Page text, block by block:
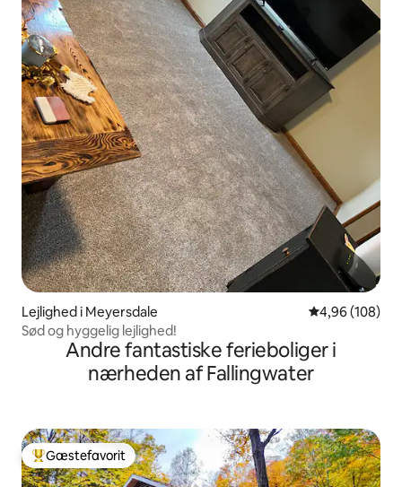
Lejlighed i Meyersdale 4,96 ud af 5 i
4,96 (108)
Sød og hyggelig lejlighed!
Andre fantastiske ferieboliger i
nærheden af Fallingwater
Bedste gæstefavorit
Gæstefavorit